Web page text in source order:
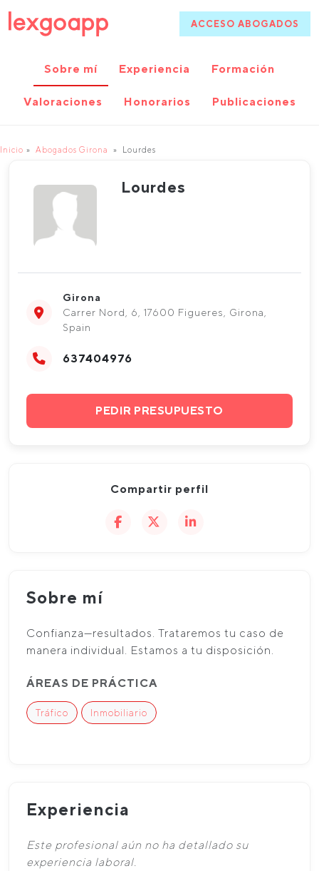
ACCESO ABOGADOS
Sobre mí Experiencia Formación
Valoraciones Honorarios Publicaciones
Inicio Abogados Girona Lourdes
Lourdes
Girona
Carrer Nord, 6, 17600 Figueres, Girona,
Spain
637404976
PEDIR PRESUPUESTO
Compartir perfil
Sobre mí
Confianza—resultados. Trataremos tu caso de
manera individual. Estamos a tu disposición.
ÁREAS DE PRÁCTICA
Tráfico Inmobiliario
Experiencia
Este profesional aún no ha detallado su
experiencia laboral.